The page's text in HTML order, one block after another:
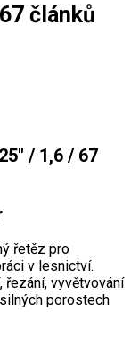
článků
/ 1,6 / 67
řetěz pro
v lesnictví.
řezání, vyvětvování
porostech